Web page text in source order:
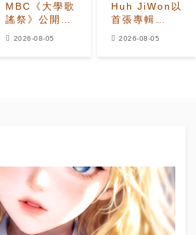
MBC《大學歌
謠祭》公開
2026年全新
2026-08-05
Huh JiWon以
首張專輯
《The
2026-08-05